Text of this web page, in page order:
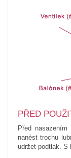
PŘED
Před
nanést trochu
udržet podtlak. S